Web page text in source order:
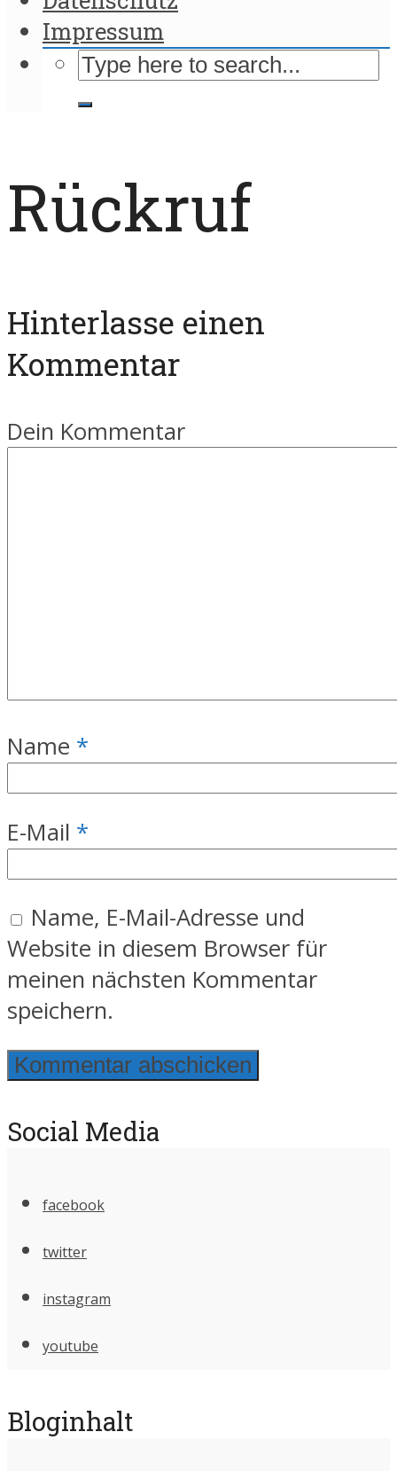
Impressum
Rückruf
Hinterlasse einen
Kommentar
Dein Kommentar
Name *
E-Mail *
Name, E-Mail-Adresse und
Website in diesem Browser für
meinen nächsten Kommentar
speichern.
Social Media
facebook
twitter
instagram
youtube
Bloginhalt